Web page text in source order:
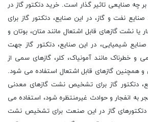
بر چه صنایعی تاثیر گذار است. خرید دتکتور گاز در
نفت و گاز، در این صنایع، دتکتور گاز برای
نشت گازهای قابل اشتعال مانند متان، بوتان و
شیمیایی، در این صنایع، دتکتور گاز جهت
مانند آمونیاک، کلر، گازهای سمی از
و همچنین گازهای قابل اشتعال استفاده می شود.
دتکتور گاز برای تشخیص نشت گازهای معدنی
به انفجار و حوادث غیرمنتظره شود، استفاده می
گاز در این صنعت برای تشخیص نشت